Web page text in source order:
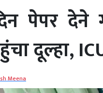
पेपर देने
दूल्हा,
Meena